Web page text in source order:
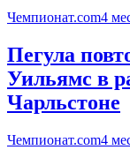
Чемпионат.com4
Пегула
Уильямс в
Чарльстоне
Чемпионат.com4